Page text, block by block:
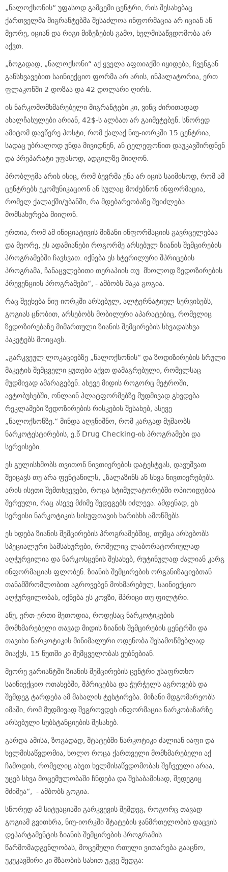
„ნალოქსონის“ უფასოდ გამცემი ცენტრი, რის შესახებაც
ქართველმა მიგრანტებმა შესაძლოა ინფორმაცია არ იციან ან
მეორე, იციან და რიგი მიზეზების გამო, ხელმისაწვდომობა არ
აქვთ.
„ზოგადად, „ნალოქსონი“ აქ ყველა აფთიაქში იყიდება, ჩვენგან
განსხვავებით საინიექციო ფორმა არ არის, ინჰალატორია, ერთ
ფლაკონში 2 დოზაა და 42 დოლარი ღირს.
ის ნარკომომხმარებელი მიგრანტები კი, ვინც ძირითადად
ახალჩასულები არიან, 42$-ს ალბათ არ გაიმეტებენ. სწორედ
ამიტომ დავწერე პოსტი, რომ ქალაქ ნიუ-იორკში 15 ცენტრია,
სადაც უბრალოდ უნდა მივიდნენ, ან ტელეფონით დაუკავშირდნენ
და პრეპარატი უფასოდ, ადგილზე მიიღონ.
პრობლემა არის ისიც, რომ ბევრმა ენა არ იცის საიმისოდ, რომ ამ
ცენტრებს ეკომუნიკაციონ ან სულაც მოძებნონ ინფორმაცია,
რომელ ქალაქში/უბანში, რა მდებარეობაზე შეიძლება
მომსახურება მიიღონ.
ერთია, რომ ამ ინიციატივის მიზანი ინფორმაციის გავრცელებაა
და მეორე, ეს ადამიანები როგორმე არსებულ ზიანის შემცირების
პროგრამებში ჩავსვათ. იქნება ეს სტერილური შპრიცების
პროგრამა, ჩანაცვლებითი თერაპიის თუ მხოლოდ ზედოზირების
პრევენციის პროგრამები“, - ამბობს მაკა გოგია.
რაც შეეხება ნიუ-იორკში არსებულ, ალტერნატიულ სერვისებს,
გოგიას ცნობით, არსებობს მობილური აპარატებიც, რომელიც
ზედოზირებაზე მიმართული ზიანის შემცირების სხვადასხვა
პაკეტებს მოიცავს.
„გარკვეულ ლოკაციებზე „ნალოქსონის“ და ზოდიზირების სრული
მაკეტის შემცველი ყუთები აქვთ დამაგრებული, რომელსაც
მუდმივად ამარაგებენ. ასევე მიდის როგორც მეტროში,
ავტობუსებში, ონლაინ პლატფორმებზე მუდმივად გხვდება
რეკლამები ზედოზირების რისკების შესახებ, ასევე
„ნალოქსონზე.“ მინდა აღვნიშნო, რომ კარგად მუშაობს
ნარკოტესტირების, ე.წ Drug Checking-ის პროგრამები და
სერვისები.
ეს გულისხმობს თვითონ ნივთიერების დატესტვას, დავუშვათ
შეიცავს თუ არა ფენტანილს, „ზალაზინს ან სხვა ნივთიერებებს.
არის ისეთი შემთხვევები, როცა სტიმულატორებში ოპიოიდებია
შერეული, რაც ასევე მძიმე შედეგებს იძლევა. ამდენად, ეს
სერვისი ნარკოტიკის სისუფთავის ხარისხს ამოწმებს.
ეს ხდება ზიანის შემცირების პროგრამებშიც, თუმცა არსებობს
სპეციალური სამსახურები, რომელიც ლაბორატორიულად
აღჭურვილია და ნარკოსცენის შესახებ, რუტინულად ძალიან კარგ
ინფორმაციას ფლობენ. ზიანის შემცირების ორგანიზაციებთან
თანამშრომლობით აგროვებენ მოხმარებულ, საინიექციო
აღჭურვილობას, იქნება ეს კოვზი, შპრიცი თუ ფილტრი.
ანუ, ერთ-ერთი მეთოდია, როდესაც ნარკოტიკების
მომხმარებელი თავად მიდის ზიანის შემცირების ცენტრში და
თავისი ნარკოტიკის მინიმალური ოდენობა შესამოწმებლად
მიაქვს, 15 წუთში კი შემცველობას ეუბნებიან.
მეორე ვარიანტში ზიანის შემცირების ცენტრი უსაფრთხო
საინიექციო ოთახებში, შპრიცებსა და ჭურჭელს აგროვებს და
შემდეგ ტარდება ამ მასალის ტესტირება. მიზანი მდგომარეობს
იმაში, რომ მუდმივად შეგროვდეს ინფორმაცია ნარკობაზარზე
არსებული სუბსტანციების შესახებ.
გარდა ამისა, ზოგადად, შტატებში ნარკოტიკი ძალიან იაფი და
ხელმისაწვდომია, ხოლო როცა ქართველი მომხმარებელი აქ
ჩამოდის, რომელიც ასეთ ხელმისაწვდომობას შეჩვეული არაა,
უცებ სხვა მოცემულობაში ჩნდება და შესაბამისად, შედეგიც
მძიმეა“, - ამბობს გოგია.
სწორედ ამ სიტუაციაში გარკვევის შემდეგ, როგორც თავად
გოგიამ გვითხრა, ნიუ-იორკში შტატების ჯანმრთელობის დაცვის
დეპარტამენტის ზიანის შემცირების პროგრამის
წარმომადგენლობას, მოცემული რთული ვითარება გააცნო,
უკუკავშირი კი მზაობის სახით უკვე შედგა: